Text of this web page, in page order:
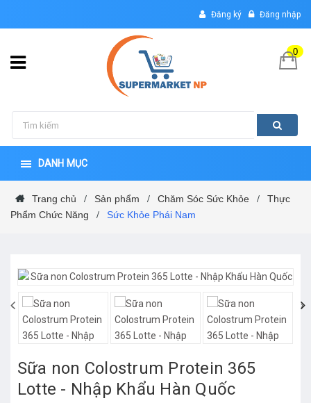
Đăng ký Đăng nhập
0
DANH MỤC
Trang chủ / Sản phẩm / Chăm Sóc Sức Khỏe /
Thực
Phẩm Chức Năng
/ Sức Khỏe Phái Nam
‹ ›
Sữa non Colostrum Protein 365
Lotte - Nhập Khẩu Hàn Quốc